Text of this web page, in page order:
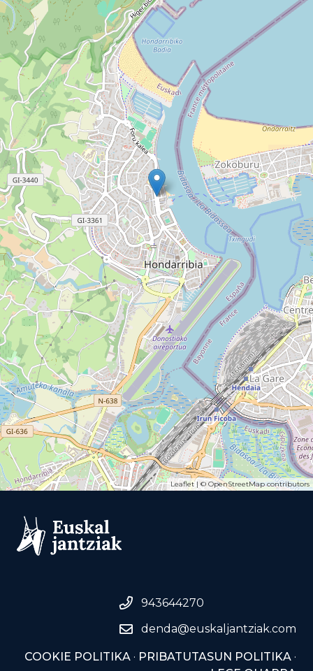
Leaflet| © OpenStreetMapcontributors
943644270
denda@euskaljantziak.com
COOKIE POLITIKA · PRIBATUTASUN POLITIKA ·